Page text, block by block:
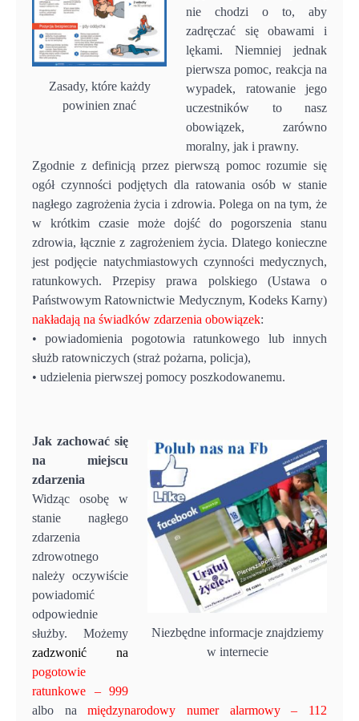
Zasady, które każdy
powinien znać
nie chodzi o to, aby
zadręczać się obawami i
lękami. Niemniej jednak
pierwsza pomoc, reakcja na
wypadek, ratowanie jego
uczestników to nasz
obowiązek, zarówno
moralny, jak i prawny.
Zgodnie z definicją przez pierwszą pomoc rozumie się
ogół czynności podjętych dla ratowania osób w stanie
nagłego zagrożenia życia i zdrowia. Polega on na tym, że
w krótkim czasie może dojść do pogorszenia stanu
zdrowia, łącznie z zagrożeniem życia. Dlatego konieczne
jest podjęcie natychmiastowych czynności medycznych,
ratunkowych. Przepisy prawa polskiego (Ustawa o
Państwowym Ratownictwie Medycznym, Kodeks Karny)
nakładają na świadków zdarzenia obowiązek:
• powiadomienia pogotowia ratunkowego lub innych
służb ratowniczych (straż pożarna, policja),
• udzielenia pierwszej pomocy poszkodowanemu.
Niezbędne informacje znajdziemy
w internecie
Jak zachować się
na miejscu
zdarzenia
Widząc osobę w
stanie nagłego
zdarzenia
zdrowotnego
należy oczywiście
powiadomić
odpowiednie
służby. Możemy
zadzwonić na
pogotowie
ratunkowe – 999
albo namiędzynarodowy numer alarmowy – 112